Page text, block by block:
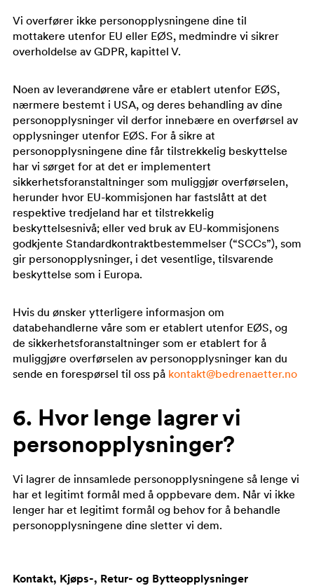
Vi overfører ikke personopplysningene dine til
mottakere utenfor EU eller EØS, medmindre vi sikrer
overholdelse av GDPR, kapittel V.
Noen av leverandørene våre er etablert utenfor EØS,
nærmere bestemt i USA, og deres behandling av dine
personopplysninger vil derfor innebære en overførsel av
opplysninger utenfor EØS. For å sikre at
personopplysningene dine får tilstrekkelig beskyttelse
har vi sørget for at det er implementert
sikkerhetsforanstaltninger som muliggjør overførselen,
herunder hvor EU-kommisjonen har fastslått at det
respektive tredjeland har et tilstrekkelig
beskyttelsesnivå; eller ved bruk av EU-kommisjonens
godkjente Standardkontraktbestemmelser (“SCCs”), som
gir personopplysninger, i det vesentlige, tilsvarende
beskyttelse som i Europa.
Hvis du ønsker ytterligere informasjon om
databehandlerne våre som er etablert utenfor EØS, og
de sikkerhetsforanstaltninger som er etablert for å
muliggjøre overførselen av personopplysninger kan du
sende en forespørsel til oss på kontakt@bedrenaetter.no
6. Hvor lenge lagrer vi
personopplysninger?
Vi lagrer de innsamlede personopplysningene så lenge vi
har et legitimt formål med å oppbevare dem. Når vi ikke
lenger har et legitimt formål og behov for å behandle
personopplysningene dine sletter vi dem.
Kontakt, Kjøps-, Retur- og Bytteopplysninger